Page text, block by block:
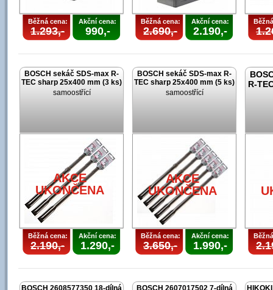
Běžná cena:
1.293,-
Akční cena:
990,-
Běžná cena:
2.690,-
Akční cena:
2.190,-
BOSCH sekáč SDS-max R-
TEC sharp 25x400 mm (3 ks)
samoostřící
AKCE
UKONČENA
Běžná cena:
2.190,-
Akční cena:
1.290,-
BOSCH sekáč SDS-max R-
TEC sharp 25x400 mm (5 ks)
samoostřící
AKCE
UKONČENA
Běžná cena:
3.650,-
Akční cena:
1.990,-
R-
BOSCH 2608577350 18-dílná
BOSCH 2607017502 7-dílná